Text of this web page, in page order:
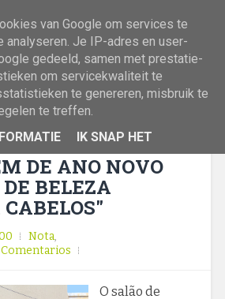
DE ANO NOVO
BELEZA
Nota,
Comentarios
O salão de
van Google om services te
analyseren. Je IP-adres en user-
gedeeld, samen met prestatie-
om servicekwaliteit te
te genereren, misbruik te
te treffen.
IK SNAP HET